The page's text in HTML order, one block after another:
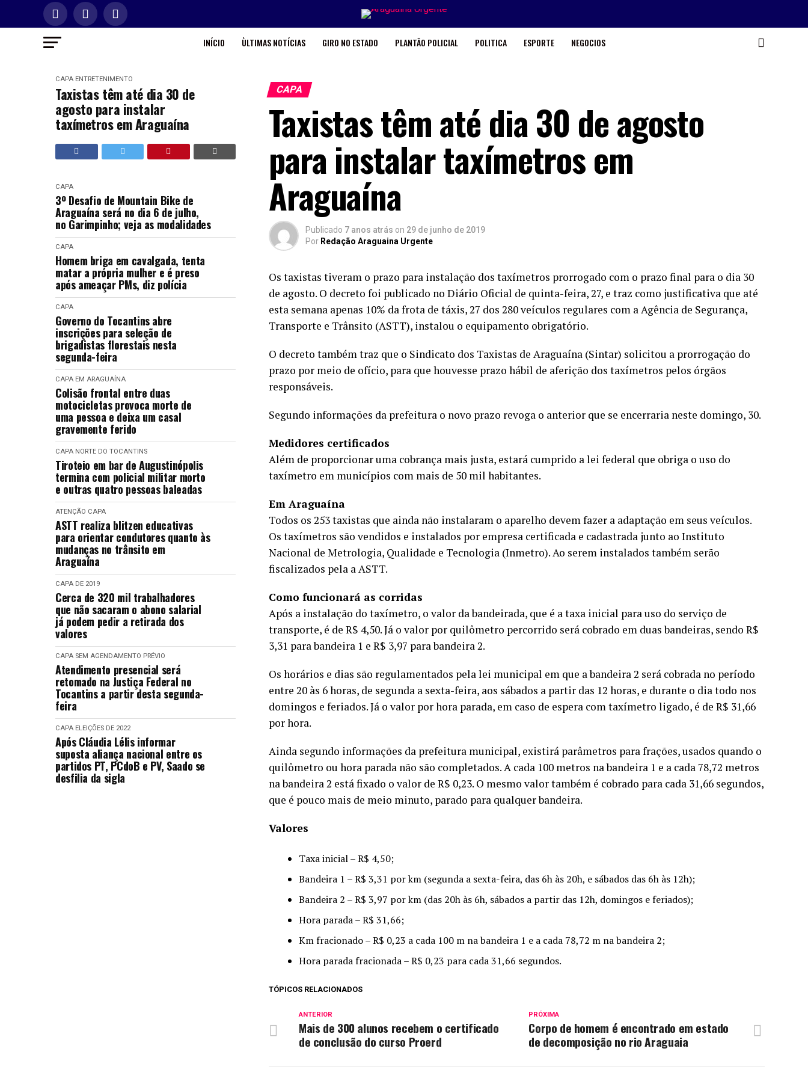
INÍCIO ÙLTIMAS NOTÍCIAS GIRO NO ESTADO PLANTÃO POLICIAL POLITICA ESPORTE NEGOCIOS
CAPA ENTRETENIMENTO
Taxistas têm até dia 30 de
agosto para instalar
taxímetros em Araguaína
CAPA
3º Desafio de Mountain Bike de
Araguaína será no dia 6 de julho,
no Garimpinho; veja as modalidades
CAPA
Homem briga em cavalgada, tenta
matar a própria mulher e é preso
após ameaçar PMs, diz polícia
CAPA
Governo do Tocantins abre
inscrições para seleção de
brigadistas florestais nesta
segunda-feira
CAPA EM ARAGUAÍNA
Colisão frontal entre duas
motocicletas provoca morte de
uma pessoa e deixa um casal
gravemente ferido
CAPA NORTE DO TOCANTINS
Tiroteio em bar de Augustinópolis
termina com policial militar morto
e outras quatro pessoas baleadas
ATENÇÃO CAPA
ASTT realiza blitzen educativas
para orientar condutores quanto às
mudanças no trânsito em
Araguaína
CAPA DE 2019
Cerca de 320 mil trabalhadores
que não sacaram o abono salarial
já podem pedir a retirada dos
valores
CAPA SEM AGENDAMENTO PRÉVIO
Atendimento presencial será
retomado na Justiça Federal no
Tocantins a partir desta segunda-
feira
CAPA ELEIÇÕES DE 2022
Após Cláudia Lélis informar
suposta aliança nacional entre os
partidos PT, PCdoB e PV, Saado se
desfilia da sigla
CAPA
Taxistas têm até dia 30 de agosto
para instalar taxímetros em
Araguaína
Publicado 7 anos atrás on 29 de junho de 2019
Por Redação Araguaina Urgente
Os taxistas tiveram o prazo para instalação dos taxímetros prorrogado com o prazo final para o dia 30
de agosto. O decreto foi publicado no Diário Oficial de quinta-feira, 27, e traz como justificativa que até
esta semana apenas 10% da frota de táxis, 27 dos 280 veículos regulares com a Agência de Segurança,
Transporte e Trânsito (ASTT), instalou o equipamento obrigatório.
O decreto também traz que o Sindicato dos Taxistas de Araguaína (Sintar) solicitou a prorrogação do
prazo por meio de ofício, para que houvesse prazo hábil de aferição dos taxímetros pelos órgãos
responsáveis.
Segundo informações da prefeitura o novo prazo revoga o anterior que se encerraria neste domingo, 30.
Medidores certificados
Além de proporcionar uma cobrança mais justa, estará cumprido a lei federal que obriga o uso do
taxímetro em municípios com mais de 50 mil habitantes.
Em Araguaína
Todos os 253 taxistas que ainda não instalaram o aparelho devem fazer a adaptação em seus veículos.
Os taxímetros são vendidos e instalados por empresa certificada e cadastrada junto ao Instituto
Nacional de Metrologia, Qualidade e Tecnologia (Inmetro). Ao serem instalados também serão
fiscalizados pela a ASTT.
Como funcionará as corridas
Após a instalação do taxímetro, o valor da bandeirada, que é a taxa inicial para uso do serviço de
transporte, é de R$ 4,50. Já o valor por quilômetro percorrido será cobrado em duas bandeiras, sendo R$
3,31 para bandeira 1 e R$ 3,97 para bandeira 2.
Os horários e dias são regulamentados pela lei municipal em que a bandeira 2 será cobrada no período
entre 20 às 6 horas, de segunda a sexta-feira, aos sábados a partir das 12 horas, e durante o dia todo nos
domingos e feriados. Já o valor por hora parada, em caso de espera com taxímetro ligado, é de R$ 31,66
por hora.
Ainda segundo informações da prefeitura municipal, existirá parâmetros para frações, usados quando o
quilômetro ou hora parada não são completados. A cada 100 metros na bandeira 1 e a cada 78,72 metros
na bandeira 2 está fixado o valor de R$ 0,23. O mesmo valor também é cobrado para cada 31,66 segundos,
que é pouco mais de meio minuto, parado para qualquer bandeira.
Valores
Taxa inicial – R$ 4,50;
Bandeira 1 – R$ 3,31 por km (segunda a sexta-feira, das 6h às 20h, e sábados das 6h às 12h);
Bandeira 2 – R$ 3,97 por km (das 20h às 6h, sábados a partir das 12h, domingos e feriados);
Hora parada – R$ 31,66;
Km fracionado – R$ 0,23 a cada 100 m na bandeira 1 e a cada 78,72 m na bandeira 2;
Hora parada fracionada – R$ 0,23 para cada 31,66 segundos.
TÓPICOS RELACIONADOS
PRÓXIMA
Corpo de homem é encontrado em estado
de decomposição no rio Araguaia
ANTERIOR
Mais de 300 alunos recebem o certificado
de conclusão do curso Proerd